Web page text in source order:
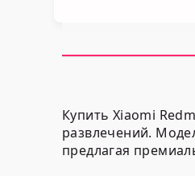
Купить Xiaomi
развлечений.
предлагая